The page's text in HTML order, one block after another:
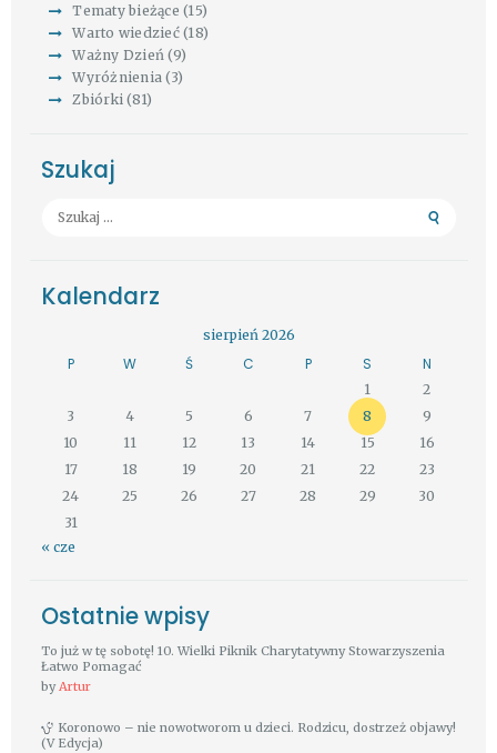
Tematy bieżące (15)
Warto wiedzieć(18)
Ważny Dzień (9)
Wyróżnienia (3)
Zbiórki (81)
Szukaj
Szukaj:
Kalendarz
sierpień 2026
P W Ś C P S N
1
2
3
4 5 6 7 8
9
10
11 12 13 14 15
16
17
18 19 20 21 22
23
24
25 26 27 28 29
30
31
« cze
Ostatnie wpisy
To już w tę sobotę! 10. Wielki Piknik Charytatywny Stowarzyszenia
Łatwo Pomagać
by Artur
Koronowo – nie nowotworom u dzieci. Rodzicu, dostrzeż objawy!
(V Edycja)